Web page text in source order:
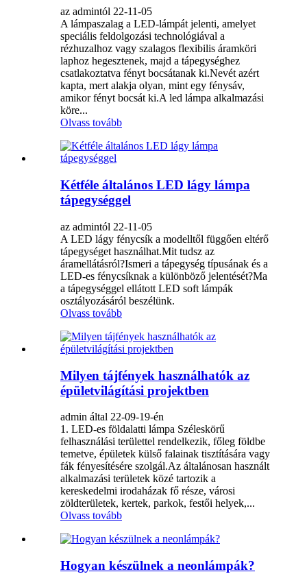
az admintól 22-11-05
A lámpaszalag a LED-lámpát jelenti, amelyet
speciális feldolgozási technológiával a
rézhuzalhoz vagy szalagos flexibilis áramköri
laphoz hegesztenek, majd a tápegységhez
csatlakoztatva fényt bocsátanak ki.Nevét azért
kapta, mert alakja olyan, mint egy fénysáv,
amikor fényt bocsát ki.A led lámpa alkalmazási
köre...
Olvass tovább
Kétféle általános LED lágy lámpa
tápegységgel
az admintól 22-11-05
A LED lágy fénycsík a modelltől függően eltérő
tápegységet használhat.Mit tudsz az
áramellátásról?Ismeri a tápegység típusának és a
LED-es fénycsíknak a különböző jelentését?Ma
a tápegységgel ellátott LED soft lámpák
osztályozásáról beszélünk.
Olvass tovább
Milyen tájfények használhatók az
épületvilágítási projektben
admin által 22-09-19-én
1. LED-es földalatti lámpa Széleskörű
felhasználási területtel rendelkezik, főleg földbe
temetve, épületek külső falainak tisztítására vagy
fák fényesítésére szolgál.Az általánosan használt
alkalmazási területek közé tartozik a
kereskedelmi irodaházak fő része, városi
zöldterületek, kertek, parkok, festői helyek,...
Olvass tovább
Hogyan készülnek a neonlámpák?